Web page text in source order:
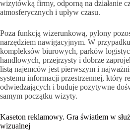
wizytówką firmy, odporną na działanie
atmosferycznych i upływ czasu.
Poza funkcją wizerunkową, pylony
narzędziem nawigacyjnym. W
kompleksów biurowych, parków
handlowych, przejrzysty i dobrze
listą najemców jest pierwszym i
systemu informacji przestrzennej, który
odwiedzających i buduje pozytywne
samym początku wizyty.
Kaseton reklamowy. Gra światłem w
wizualnej